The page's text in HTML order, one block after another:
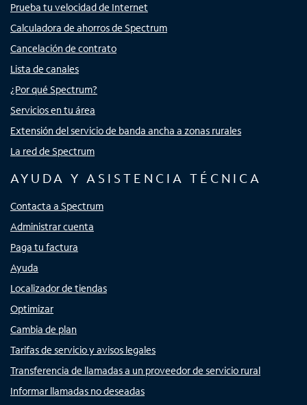
Prueba tu velocidad de Internet
Calculadora de ahorros de Spectrum
Cancelación de contrato
Lista de canales
¿Por qué Spectrum?
Servicios en tu área
Extensión del servicio de banda ancha a zonas rurales
La red de Spectrum
AYUDA Y ASISTENCIA TÉCNICA
Contacta a Spectrum
Administrar cuenta
Paga tu factura
Ayuda
Localizador de tiendas
Optimizar
Cambia de plan
Tarifas de servicio y avisos legales
Transferencia de llamadas a un proveedor de servicio rural
Informar llamadas no deseadas